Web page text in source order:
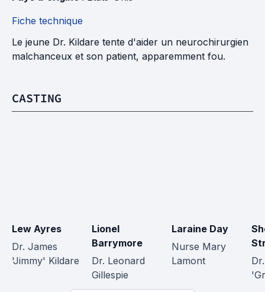
Fiche technique
Le jeune Dr. Kildare tente d'aider un neurochirurgien
malchanceux et son patient, apparemment fou.
CASTING
Lew Ayres
Dr. James
'Jimmy' Kildare
Lionel
Barrymore
Dr. Leonard
Gillespie
Laraine Day
Nurse Mary
Lamont